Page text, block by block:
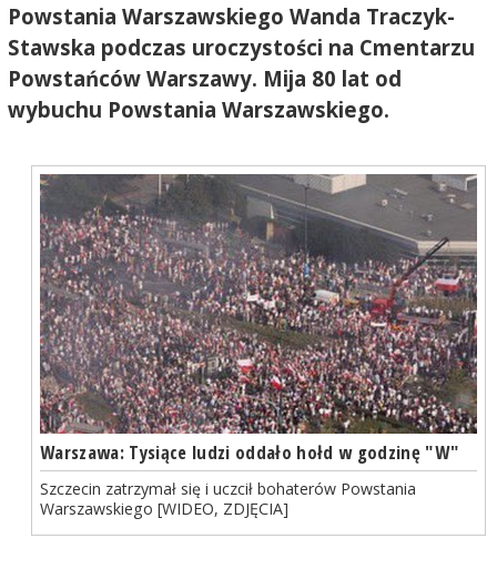
Powstania Warszawskiego Wanda Traczyk-
Stawska podczas uroczystości na Cmentarzu
Powstańców Warszawy. Mija 80 lat od
wybuchu Powstania Warszawskiego.
Warszawa: Tysiące ludzi oddało hołd w godzinę "W"
Szczecin zatrzymał się i uczcił bohaterów Powstania
Warszawskiego [WIDEO, ZDJĘCIA]